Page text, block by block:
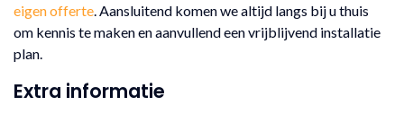
eigen offerte . Aansluitend komen we altijd langs bij u thuis
om kennis te maken en aanvullend een vrijblijvend installatie
plan.
Extra informatie